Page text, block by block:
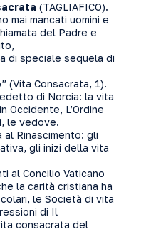
(TAGLIAFICO).
mai mancati uomini e
del Padre e
di speciale sequela di
(Vita Consacrata, 1).
di Norcia: la vita
Occidente, L’Ordine
le vedove.
al Rinascimento: gli
gli inizi della vita
al Concilio Vaticano
la carità cristiana ha
le Società di vita
di Il
consacrata del